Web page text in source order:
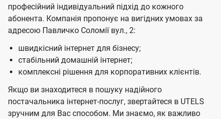
професійний індивідуальний підхід до кожного
абонента. Компанія пропонує на вигідних умовах за
адресою Павличко Соломії вул., 2:
швидкісний інтернет для бізнесу;
стабільний домашній інтернет;
комплексні рішення для корпоративних клієнтів.
Якщо ви знаходитеся в пошуку надійного
постачальника інтернет-послуг, звертайтеся в UTELS
зручним для Вас способом. Ми знаємо, як важливо